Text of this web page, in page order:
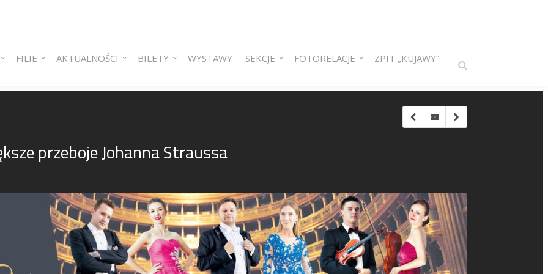
FILIE AKTUALNOŚCI BILETY WYSTAWY SEKCJE FOTORELACJE ZPIT „KUJAWY”
przeboje Johanna Straussa